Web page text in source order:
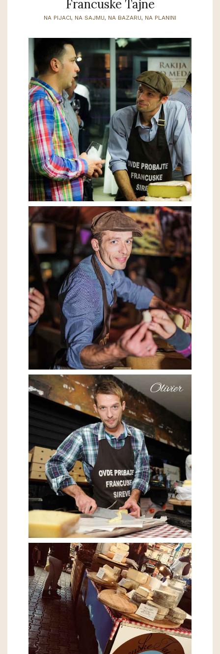
Francuske Tajne
NA PIJACI, NA SAJMU, NA BAZARU, NA PLANINI